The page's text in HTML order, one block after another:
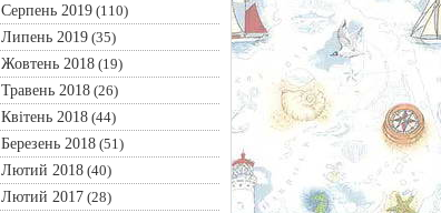
Серпень 2019(110)
Липень 2019(35)
Жовтень 2018(19)
Травень 2018(26)
Квітень 2018(44)
Березень 2018(51)
Лютий 2018(40)
Лютий 2017(28)